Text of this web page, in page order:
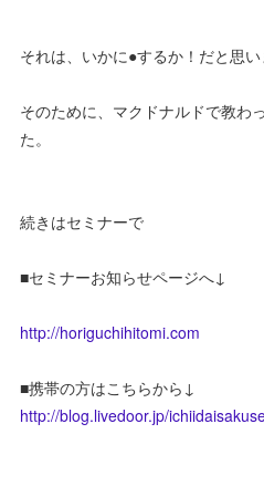
それは、いかに●するか！だと思い
そのために、マクドナルドで教わ
た。
続きはセミナーで
■セミナーお知らせページへ↓
http://horiguchihitomi.com
■携帯の方はこちらから↓
http://blog.livedoor.jp/